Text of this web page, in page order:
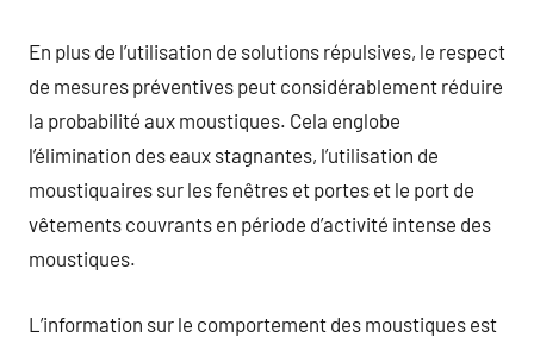
En plus de l’utilisation de solutions répulsives, le respect
de mesures préventives peut considérablement réduire
la probabilité aux moustiques. Cela englobe
l’élimination des eaux stagnantes, l’utilisation de
moustiquaires sur les fenêtres et portes et le port de
vêtements couvrants en période d’activité intense des
moustiques.
L’information sur le comportement des moustiques est